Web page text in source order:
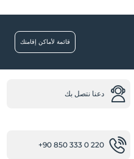
قائمة لأماكن إقامتك
دعنا نتصل بك
+90 850 333 0 220